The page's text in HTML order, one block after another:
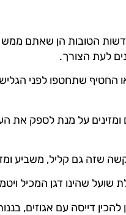
הטובות הן שאתם ממש
לעת הצורך.
שתחטפו לפני
על מנת לספק את
שזה גם קליל, משביע
שהינו דגן המכיל
דייסה עם אגוזים,